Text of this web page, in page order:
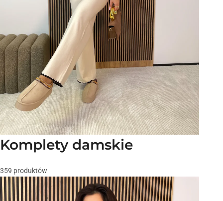
Komplety damskie
359 produktów